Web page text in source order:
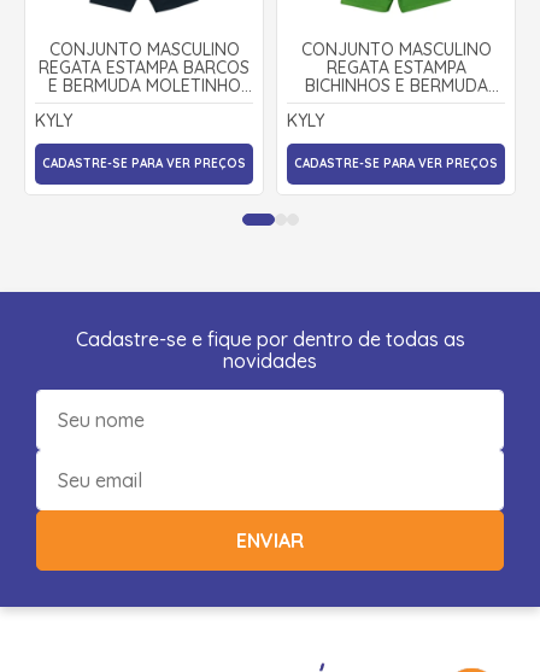
CONJUNTO MASCULINO
REGATA ESTAMPA BARCOS
E BERMUDA MOLETINHO
1001348 - KYLY
KYLY
CADASTRE-SE PARA VER PREÇOS
CONJUNTO MASCULINO
REGATA ESTAMPA
BICHINHOS E BERMUDA
MOLETINHO 1001322 - KYLY
KYLY
CADASTRE-SE PARA VER PREÇOS
Cadastre-se e fique por dentro de todas as
novidades
ENVIAR